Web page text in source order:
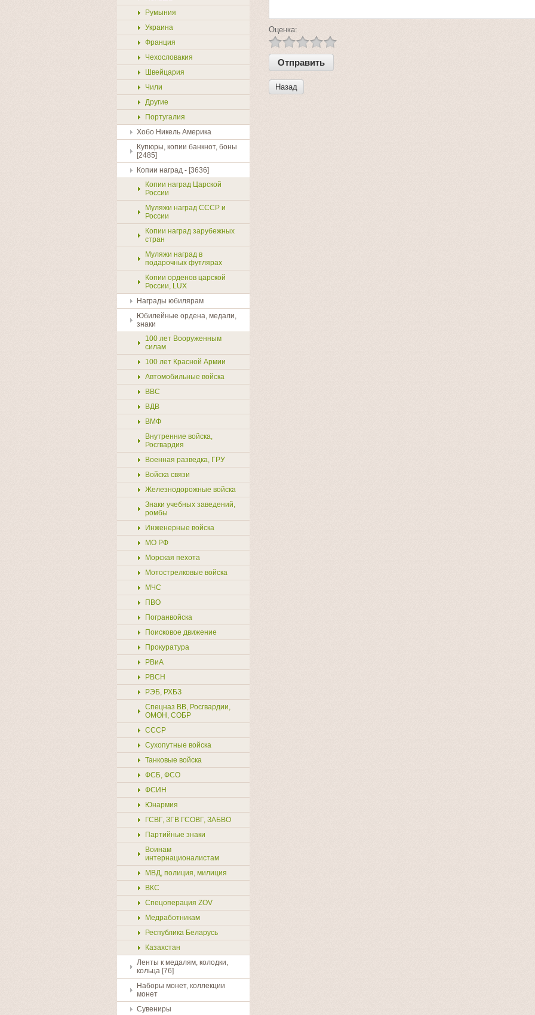
Румыния
Украина
Франция
Чехословакия
Швейцария
Чили
Другие
Португалия
Хобо Никель Америка
Купюры, копии банкнот, боны
[2485]
Копии наград - [3636]
Копии наград Царской
России
Муляжи наград СССР и
России
Копии наград зарубежных
стран
Муляжи наград в
подарочных футлярах
Копии орденов царской
России, LUX
Награды юбилярам
Юбилейные ордена, медали,
знаки
100 лет Вооруженным
силам
100 лет Красной Армии
Автомобильные войска
ВВС
ВДВ
ВМФ
Внутренние войска,
Росгвардия
Военная разведка, ГРУ
Войска связи
Железнодорожные войска
Знаки учебных заведений,
ромбы
Инженерные войска
МО РФ
Морская пехота
Мотострелковые войска
МЧС
ПВО
Погранвойска
Поисковое движение
Прокуратура
РВиА
РВСН
РЭБ, РХБЗ
Спецназ ВВ, Росгвардии,
ОМОН, СОБР
СССР
Сухопутные войска
Танковые войска
ФСБ, ФСО
ФСИН
Юнармия
ГСВГ, ЗГВ ГСОВГ, ЗАБВО
Партийные знаки
Воинам
интернационалистам
МВД, полиция, милиция
ВКС
Спецоперация ZOV
Медработникам
Республика Беларусь
Казахстан
Ленты к медалям, колодки,
кольца [76]
Наборы монет, коллекции
монет
Сувениры
Оценка:
Назад